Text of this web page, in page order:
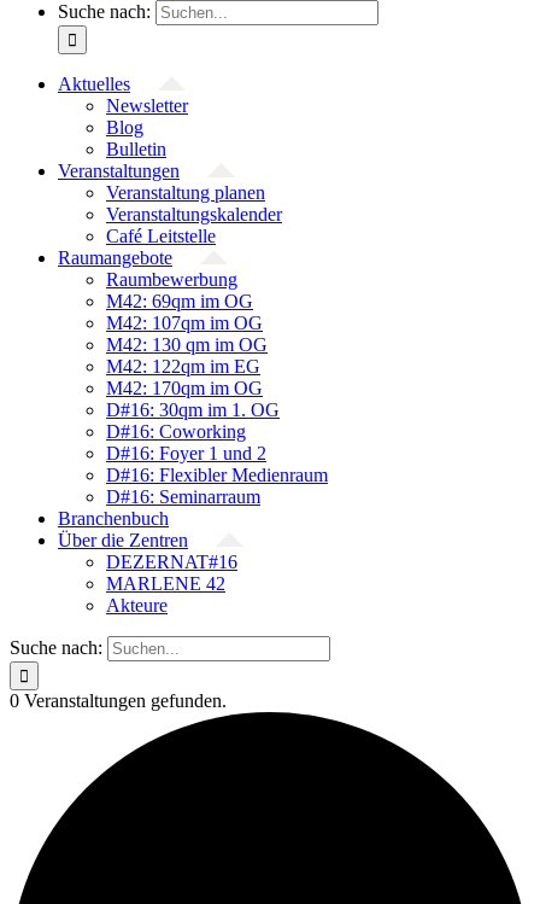
Suche nach:
Aktuelles
Newsletter
Blog
Bulletin
Veranstaltungen
Veranstaltung planen
Veranstaltungskalender
Café Leitstelle
Raumangebote
Raumbewerbung
M42: 69qm im OG
M42: 107qm im OG
M42: 130 qm im OG
M42: 122qm im EG
M42: 170qm im OG
D#16: 30qm im 1. OG
D#16: Coworking
D#16: Foyer 1 und 2
D#16: Flexibler Medienraum
D#16: Seminarraum
Branchenbuch
Über die Zentren
DEZERNAT#16
MARLENE 42
Akteure
Suche nach:
0 Veranstaltungen gefunden.